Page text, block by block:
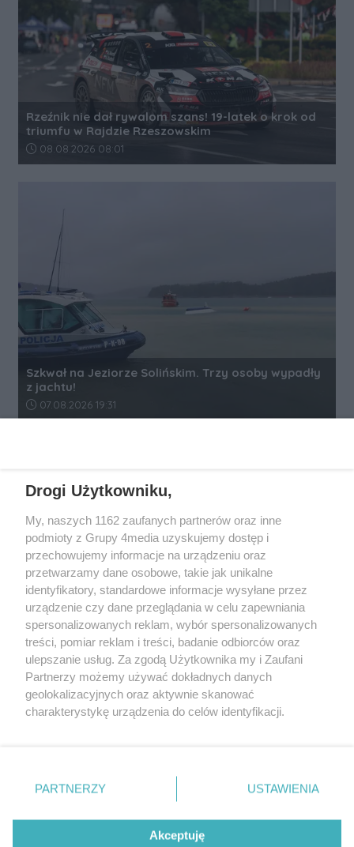
Rzeźnik nie dał rywalom szans! 19-latek o krok od
triumfu w Rajdzie Rzeszowskim
Data dodania artykułu:
08.08.2026 08:01
Szkwał na Jeziorze Solińskim. Trzy osoby wypadły
z jachtu!
Data dodania artykułu:
07.08.2026 19:31
Wydawcą rzeszow-info.pljest:
FUNDACJA MEDIÓW NIEZALEŻNYCH LIBERTAS
ul. Kopernika 10, 35-002 Rzeszów
e-mail:redakcja@rzeszow-info.pl
Zasady dodawania i publikacji komentarzy
Drogi Użytkowniku,
My, naszych 1162 zaufanych partnerów oraz inne
podmioty z Grupy 4media uzyskujemy dostęp i
przechowujemy informacje na urządzeniu oraz
przetwarzamy dane osobowe, takie jak unikalne
identyfikatory, standardowe informacje wysyłane przez
urządzenie czy dane przeglądania w celu zapewniania
spersonalizowanych reklam, wybór spersonalizowanych
treści, pomiar reklam i treści, badanie odbiorców oraz
ulepszanie usług. Za zgodą Użytkownika my i Zaufani
Partnerzy możemy używać dokładnych danych
geolokalizacyjnych oraz aktywnie skanować
charakterystykę urządzenia do celów identyfikacji.
zmienić/wycofać klikając przycisk ustawień prywatności
znajdujący się w lewym dolnym rogu strony
. Niektóre
użytkownika, ale masz prawo sprzeciwić się takiemu
PARTNERZY USTAWIENIA
Akceptuję